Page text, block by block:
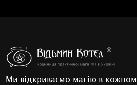
Ми відкриваємо магію в